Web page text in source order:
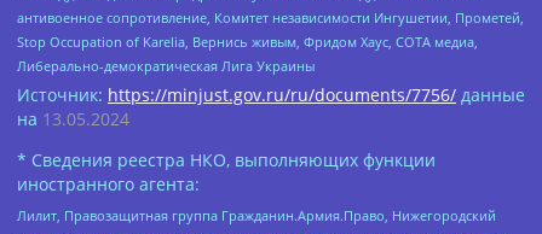
антивоенное сопротивление, Комитет независимости Ингушетии, Прометей,
Stop Occupation of Karelia, Вернись живым, Фридом Хаус, СОТА медиа,
Либерально-демократическая Лига Украины
Источник: https://minjust.gov.ru/ru/documents/7756/ данные
на 13.05.2024
* Сведения реестра НКО, выполняющих функции
иностранного агента:
Лилит, Правозащитная группа Гражданин.Армия.Право, Нижегородский